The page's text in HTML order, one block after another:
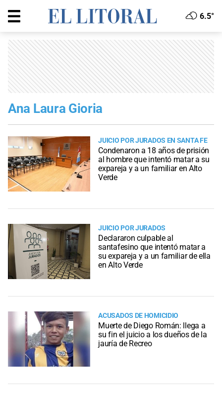
6.5°
Ana Laura Gioria
JUICIO POR JURADOS EN SANTA FE
Condenaron a 18 años de prisión
al hombre que intentó matar a su
expareja y a un familiar en Alto
Verde
JUICIO POR JURADOS
Declararon culpable al
santafesino que intentó matar a
su expareja y a un familiar de ella
en Alto Verde
ACUSADOS DE HOMICIDIO
Muerte de Diego Román: llega a
su fin el juicio a los dueños de la
jauría de Recreo